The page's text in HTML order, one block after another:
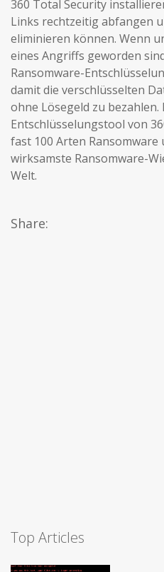
360 Total Security
Links rechtzeitig abfangen
eliminieren können. Wenn
eines Angriffs geworden
Ransomware-
damit die verschlüsselten
ohne Lösegeld zu bezahlen.
Entschlüsselungstool von
fast 100 Arten Ransomware
wirksamste Ransomware-
Welt.
Share:
Top Articles